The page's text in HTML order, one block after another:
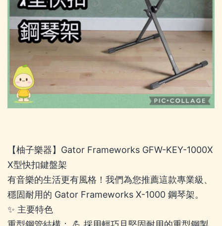
【柚子樂器】Gator Frameworks GFW-KEY-1000X
X型快扣鍵盤架
有音樂的生活更有風格！我們為您推薦這款專業級、
穩固耐用的 Gator Frameworks X-1000 鋼琴架。
✨ 主要特色